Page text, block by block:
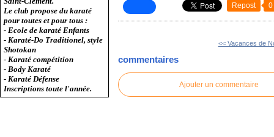
Le club propose du karaté
pour toutes et pour tous :
- Ecole de karaté Enfants
- Karaté-Do Traditionel, style
Shotokan
- Karaté compétition
- Body Karaté
- Karaté Défense
Inscriptions toute l'année.
Repost 0
<< Vacances de
commentaires
Ajouter un commentaire